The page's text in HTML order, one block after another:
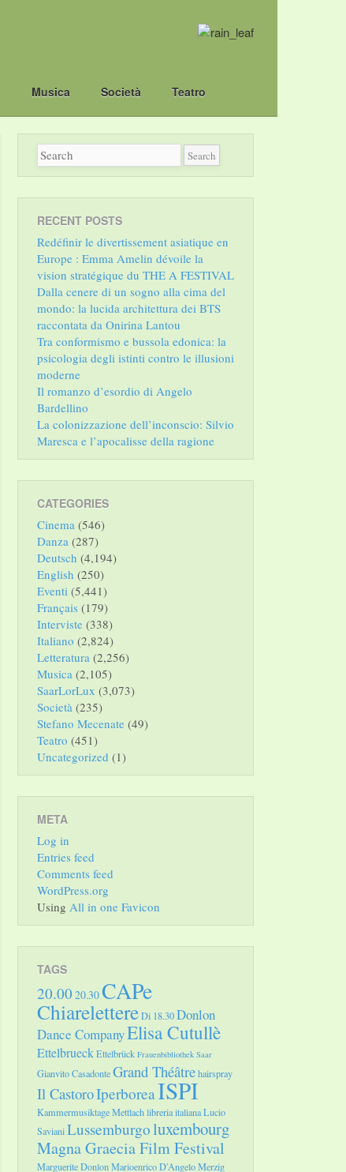
Musica Società Teatro
RECENT POSTS
Redéfinir le divertissement asiatique en
Europe : Emma Amelin dévoile la
vision stratégique du THE A FESTIVAL
Dalla cenere di un sogno alla cima del
mondo: la lucida architettura dei BTS
raccontata da Onirina Lantou
Tra conformismo e bussola edonica: la
psicologia degli istinti contro le illusioni
moderne
Il romanzo d’esordio di Angelo
Bardellino
La colonizzazione dell’inconscio: Silvio
Maresca e l’apocalisse della ragione
CATEGORIES
Cinema (546)
Danza (287)
Deutsch (4,194)
English (250)
Eventi (5,441)
Français (179)
Interviste (338)
Italiano (2,824)
Letteratura (2,256)
Musica (2,105)
SaarLorLux (3,073)
Società (235)
Stefano Mecenate (49)
Teatro (451)
Uncategorized (1)
META
Log in
Entries feed
Comments feed
WordPress.org
Using All in one Favicon
TAGS
20.00 20.30CAPe
ChiarelettereDi 18.30Donlon
Dance CompanyElisa Cutullè
EttelbrueckEttelbrück Frauenbibliothek Saar
Gianvito CasadonteGrand Théâtrehairspray
Il CastoroIperboreaISPI
Kammermusiktage Mettlachlibreria italianaLucio
SavianiLussemburgoluxembourg
Magna Graecia Film Festival
Marguerite DonlonMarioenrico D'AngeloMerzig